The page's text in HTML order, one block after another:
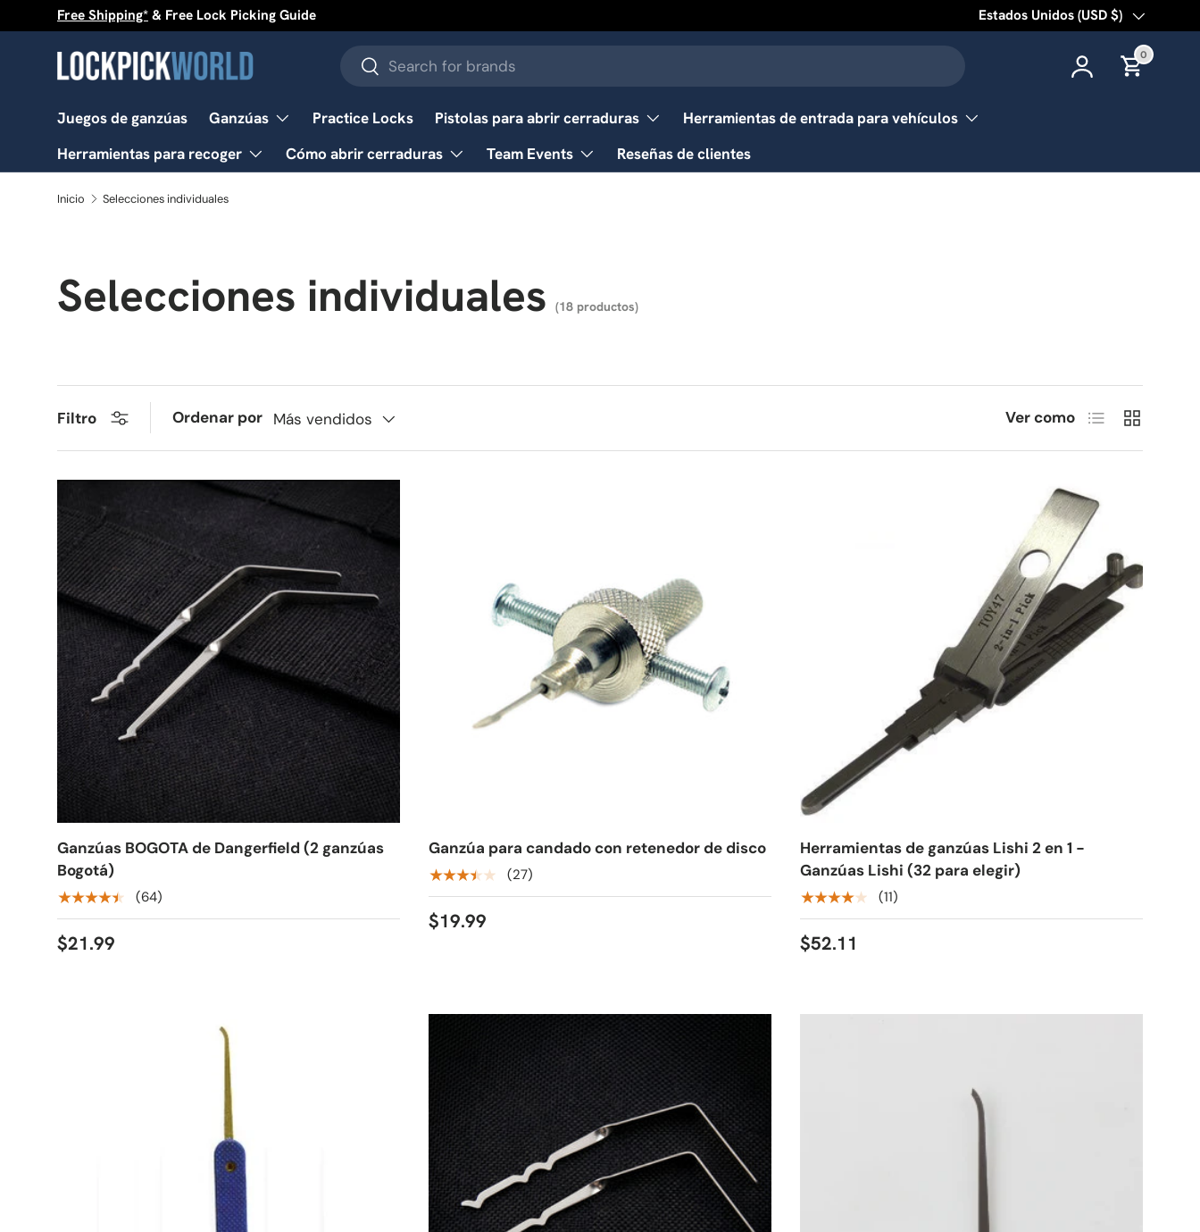
Ir al contenido
Free Shipping* & Free Lock Picking Guide País/Región
Estados Unidos (USD $)
Buscar
Buscar Iniciar sesión
Carrito
0 0 items
Juegos de ganzúas Ganzúas Practice Locks Pistolas para abrir cerraduras
Herramientas de entrada para vehículos
Herramientas para recoger
Cómo abrir cerraduras Team Events Reseñas de clientes
Inicio Selecciones individuales
Selecciones individuales (18 productos)
Filtro Ordenar por Más vendidos Ver como Lista Cuadrícula
Ganzúas BOGOTA de Dangerfield (2 ganzúas
Bogotá)
★★★★★ (64)
$21.99
Ganzúa para candado con retenedor de disco
★★★★★ (27)
$19.99
Herramientas de ganzúas Lishi 2 en 1 -
Ganzúas Lishi (32 para elegir)
★★★★★ (11)
$52.11